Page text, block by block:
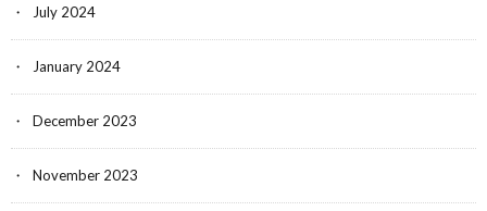
July 2024
January 2024
December 2023
November 2023